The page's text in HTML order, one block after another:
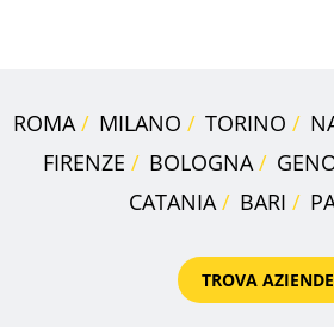
ROMA MILANO TORINO
FIRENZE
BOLOGNA
CATANIA
BARI
TROVA AZIENDE